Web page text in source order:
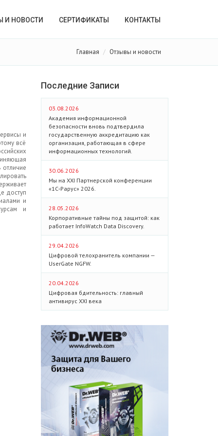
И НОВОСТИ СЕРТИФИКАТЫ КОНТАКТЫ
Главная Отзывы и новости
и
всё
отличие
доступ
и
и
Последние Записи
03.08.2026
Академия информационной
безопасности вновь подтвердила
государственную аккредитацию как
организация, работающая в сфере
информационных технологий.
30.06.2026
Мы на XXI Партнерской конференции
«1С‑Рарус» 2026.
28.05.2026
Корпоративные тайны под защитой: как
работает InfoWatch Data Discovery.
29.04.2026
Цифровой телохранитель компании —
UserGate NGFW.
20.04.2026
Цифровая бдительность: главный
антивирус XXI века